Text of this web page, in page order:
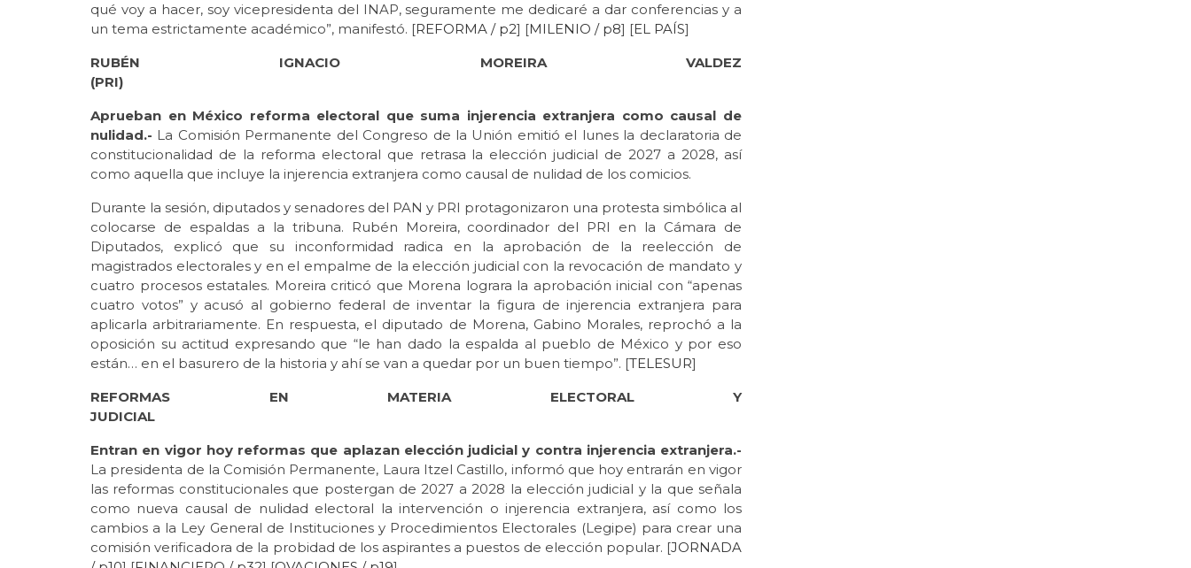
qué voy a hacer, soy vicepresidenta del INAP, seguramente me dedicaré a dar conferencias y a
un tema estrictamente académico”, manifestó. [REFORMA / p2] [MILENIO / p8] [EL PAÍS]
RUBÉN IGNACIO MOREIRA VALDEZ
(PRI)
Aprueban en México reforma electoral que suma injerencia extranjera como causal de
nulidad.- La Comisión Permanente del Congreso de la Unión emitió el lunes la declaratoria de
constitucionalidad de la reforma electoral que retrasa la elección judicial de 2027 a 2028, así
como aquella que incluye la injerencia extranjera como causal de nulidad de los comicios.
Durante la sesión, diputados y senadores del PAN y PRI protagonizaron una protesta simbólica al
colocarse de espaldas a la tribuna. Rubén Moreira, coordinador del PRI en la Cámara de
Diputados, explicó que su inconformidad radica en la aprobación de la reelección de
magistrados electorales y en el empalme de la elección judicial con la revocación de mandato y
cuatro procesos estatales. Moreira criticó que Morena lograra la aprobación inicial con “apenas
cuatro votos” y acusó al gobierno federal de inventar la figura de injerencia extranjera para
aplicarla arbitrariamente. En respuesta, el diputado de Morena, Gabino Morales, reprochó a la
oposición su actitud expresando que “le han dado la espalda al pueblo de México y por eso
están… en el basurero de la historia y ahí se van a quedar por un buen tiempo”. [TELESUR]
REFORMAS EN MATERIA ELECTORAL Y
JUDICIAL
Entran en vigor hoy reformas que aplazan elección judicial y contra injerencia extranjera.-
La presidenta de la Comisión Permanente, Laura Itzel Castillo, informó que hoy entrarán en vigor
las reformas constitucionales que postergan de 2027 a 2028 la elección judicial y la que señala
como nueva causal de nulidad electoral la intervención o injerencia extranjera, así como los
cambios a la Ley General de Instituciones y Procedimientos Electorales (Legipe) para crear una
comisión verificadora de la probidad de los aspirantes a puestos de elección popular. [JORNADA